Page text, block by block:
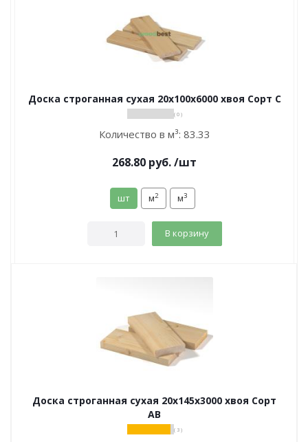
Доска строганная сухая 20х100х6000 хвоя Сорт С
( 0 )
Количество в м³: 83.33
268.80 руб./шт
шт м2 м3
В корзину
Доска строганная сухая 20х145х3000 хвоя Сорт
АВ
( 3 )